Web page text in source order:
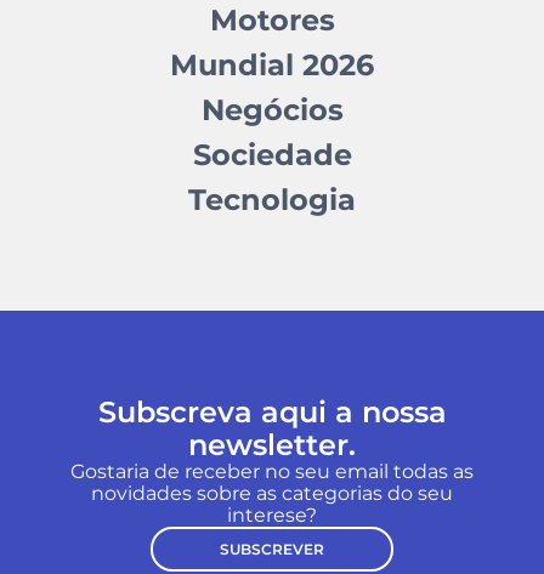
Motores
Mundial 2026
Negócios
Sociedade
Tecnologia
Subscreva aqui a nossa
newsletter.
Gostaria de receber no seu email todas as
novidades sobre as categorias do seu
interese?
SUBSCREVER